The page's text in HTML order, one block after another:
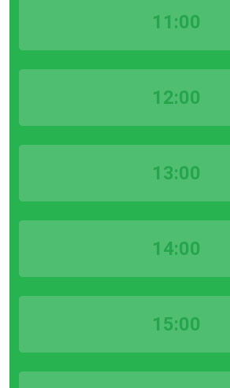
11:00
12:00
13:00
14:00
15:00